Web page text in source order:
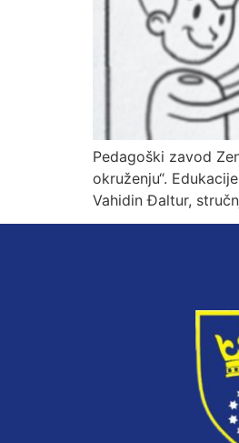
Pedagoški zavod
okruženju“.
Vahidin Đaltur,